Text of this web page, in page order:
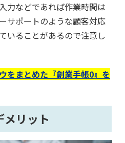
力などであれば作業時間は
サポートのような顧客対応
いることがあるので注意し
をまとめた『創業手帳0』を
リット